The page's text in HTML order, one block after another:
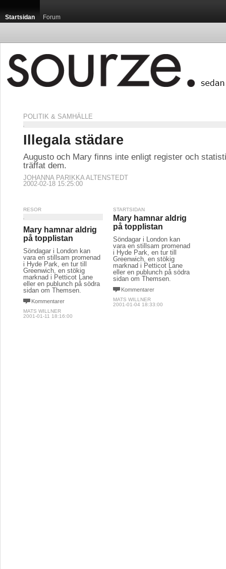
Startsidan Forum
POLITIK & SAMHÄLLE
Illegala städare
Augusto och Mary finns inte enligt register och
träffat dem.
JOHANNA PARIKKA ALTENSTEDT
2002-02-18 15:25:00
RESOR
Mary hamnar aldrig
på topplistan
Söndagar i London kan
vara en stillsam promenad
i Hyde Park, en tur till
Greenwich, en stökig
marknad i Petticot Lane
eller en publunch på södra
sidan om Themsen.
Kommentarer
MATS WILLNER
2001-01-11 18:16:00
STARTSIDAN
Mary hamnar aldrig
på topplistan
Söndagar i London kan
vara en stillsam promenad
i Hyde Park, en tur till
Greenwich, en stökig
marknad i Petticot Lane
eller en publunch på södra
sidan om Themsen.
Kommentarer
MATS WILLNER
2001-01-04 18:33:00